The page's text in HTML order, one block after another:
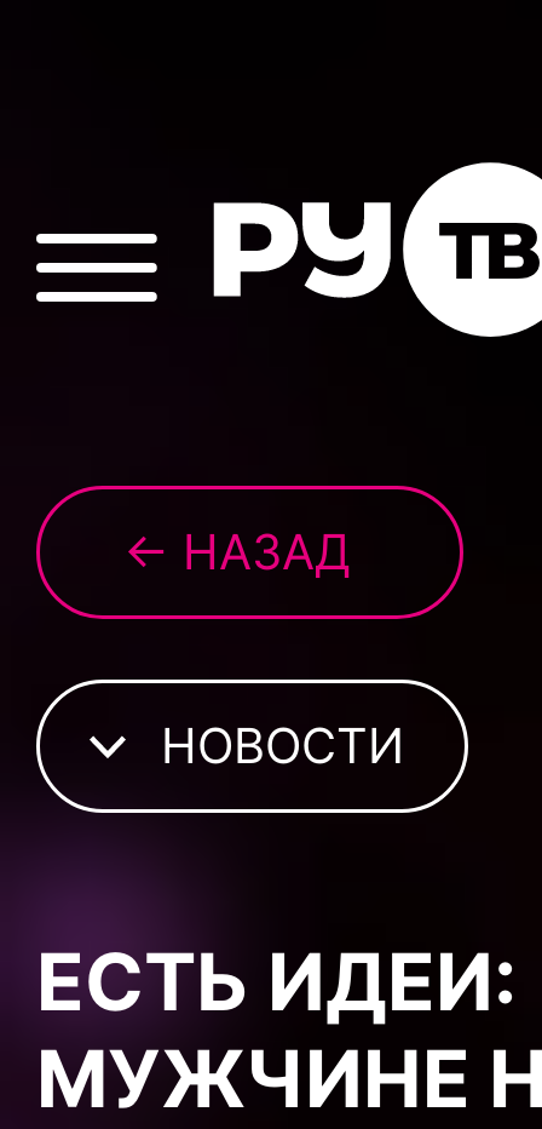
← НАЗАД
НОВОСТИ
ЕСТЬ
МУЖЧИНЕ